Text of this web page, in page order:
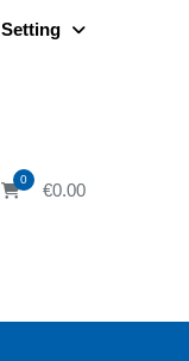
Setting
0
€0.00